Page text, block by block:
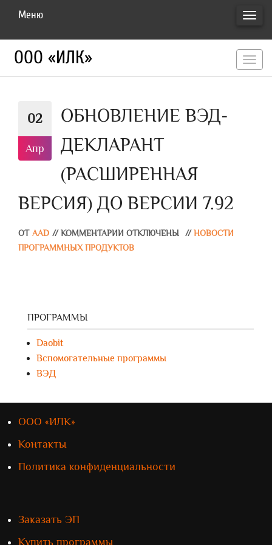
Меню
ООО «ИЛК»
02
Апр
ОБНОВЛЕНИЕ ВЭД-
ДЕКЛАРАНТ
(РАСШИРЕННАЯ
ВЕРСИЯ) ДО ВЕРСИИ 7.92
ОТ AAD // КОММЕНТАРИИ ОТКЛЮЧЕНЫ // НОВОСТИ
ПРОГРАММНЫХ ПРОДУКТОВ
ПРОГРАММЫ
Daobit
Вспомогательные программы
ВЭД
ООО «ИЛК»
Контакты
Политика конфиденциальности
Заказать ЭП
Купить программы